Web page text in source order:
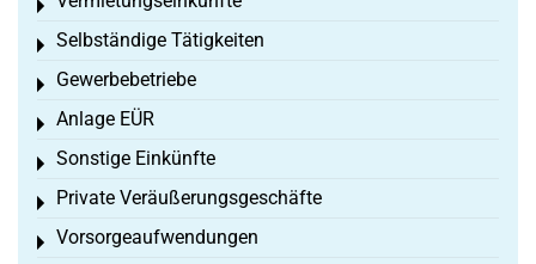
Toggle menu
Selbständige Tätigkeiten
Toggle menu
Gewerbebetriebe
Toggle menu
Anlage EÜR
Toggle menu
Sonstige Einkünfte
Toggle menu
Private Veräußerungsgeschäfte
Toggle menu
Vorsorgeaufwendungen
Toggle menu